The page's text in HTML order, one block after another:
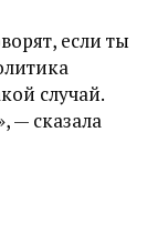
если ты
случай.
— сказала